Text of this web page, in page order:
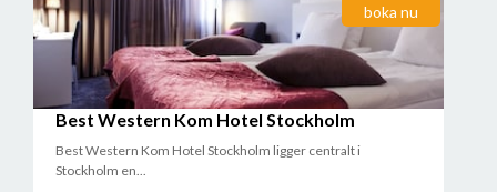
boka nu
Best Western Kom Hotel Stockholm
Best Western Kom Hotel Stockholm ligger centralt i
Stockholm en...